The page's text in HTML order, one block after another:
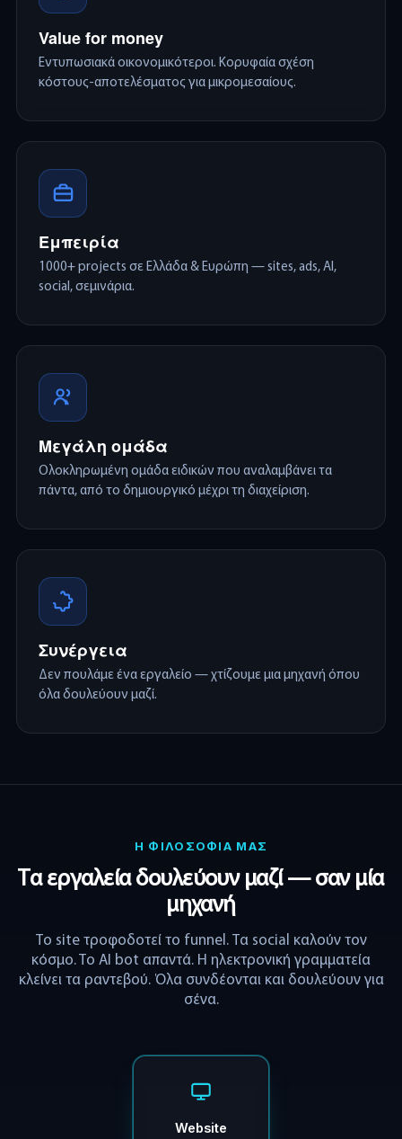
Value for money
Εντυπωσιακά οικονομικότεροι. Κορυφαία σχέση
κόστους-αποτελέσματος για μικρομεσαίους.
Εμπειρία
1000+ projects σε Ελλάδα & Ευρώπη — sites, ads, AI,
social, σεμινάρια.
Μεγάλη ομάδα
Ολοκληρωμένη ομάδα ειδικών που αναλαμβάνει τα
πάντα, από το δημιουργικό μέχρι τη διαχείριση.
Συνέργεια
Δεν πουλάμε ένα εργαλείο — χτίζουμε μια μηχανή όπου
όλα δουλεύουν μαζί.
Η ΦΙΛΟΣΟΦΙΑ ΜΑΣ
Τα εργαλεία δουλεύουν μαζί — σαν μία
μηχανή
Το site τροφοδοτεί το funnel. Τα social καλούν τον
κόσμο. Το AI bot απαντά. Η ηλεκτρονική γραμματεία
κλείνει τα ραντεβού. Όλα συνδέονται και δουλεύουν για
σένα.
Website